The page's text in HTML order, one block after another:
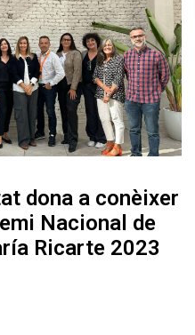
dona a conèixer
Nacional de
Ricarte 2023